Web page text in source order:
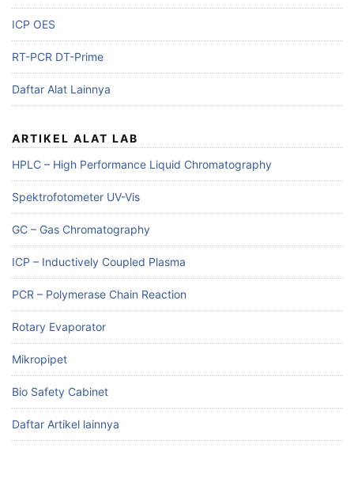
ICP OES
RT-PCR DT-Prime
Daftar Alat Lainnya
ARTIKEL ALAT LAB
HPLC – High Performance Liquid Chromatography
Spektrofotometer UV-Vis
GC – Gas Chromatography
ICP – Inductively Coupled Plasma
PCR – Polymerase Chain Reaction
Rotary Evaporator
Mikropipet
Bio Safety Cabinet
Daftar Artikel lainnya